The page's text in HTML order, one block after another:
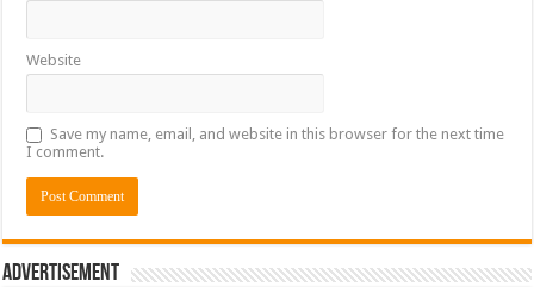
Website
Save my name, email, and website in this browser for the next time
I comment.
Advertisement